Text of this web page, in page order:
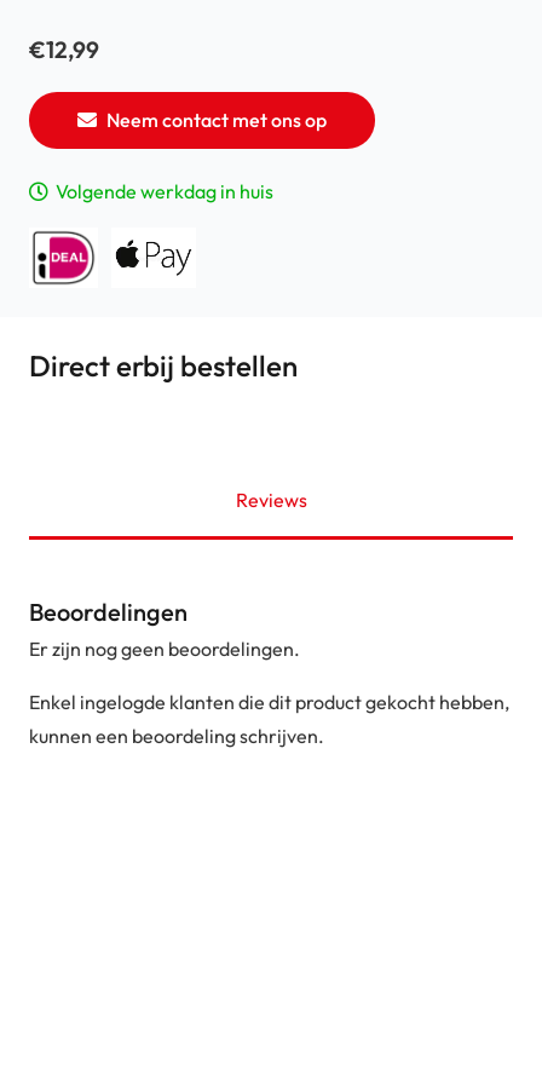
€12,99
Neem contact met ons op
Volgende werkdag in huis
Direct erbij bestellen
Reviews
Beoordelingen
Er zijn nog geen beoordelingen.
Enkel ingelogde klanten die dit product gekocht hebben,
kunnen een beoordeling schrijven.